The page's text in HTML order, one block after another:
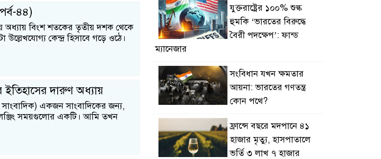
৪৪)
অধ্যায় বিংশ শতকের তৃতীয় দশক থেকে
কেন্দ্র হিসাবে গড়ে ওঠে।
ইতিহাসের দারুণ অধ্যায়
একজন সাংবাদিকের জন্য,
সময়গুলোর একটি। আমি তখন
যুক্তরাষ্ট্রের ১০০% শুল্ক
হুমকি ‘ভারতের বিরুদ্ধে
বৈরী পদক্ষেপ’: ফান্ড
ম্যানেজার
সংবিধান যখন ক্ষমতার
আয়না: ভারতের গণতন্ত্র
কোন পথে?
ফ্রান্সে বছরে মদপানে ৪১
হাজার মৃত্যু, হাসপাতালে
ভর্তি ৩ লাখ ৭ হাজার